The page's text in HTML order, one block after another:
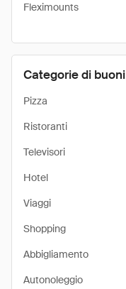
Fleximounts
Categorie di buoni
Pizza
Ristoranti
Televisori
Hotel
Viaggi
Shopping
Abbigliamento
Autonoleggio